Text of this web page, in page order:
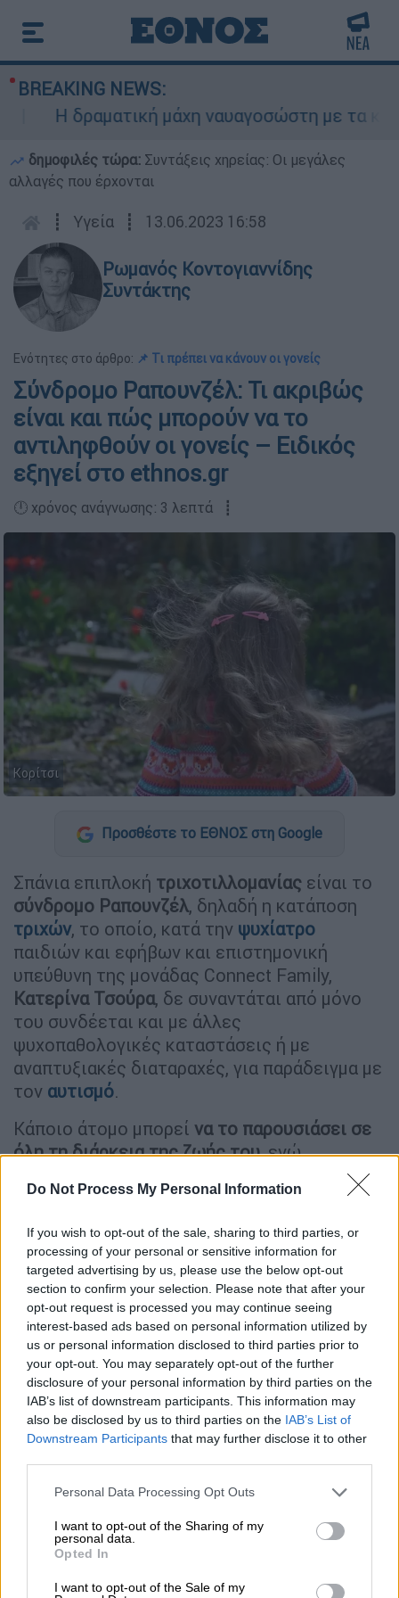
Do Not Process My Personal Information
If you wish to opt-out of the sale, sharing to third parties, or
processing of your personal or sensitive information for
targeted advertising by us, please use the below opt-out
section to confirm your selection. Please note that after your
opt-out request is processed you may continue seeing
interest-based ads based on personal information utilized by
us or personal information disclosed to third parties prior to
your opt-out. You may separately opt-out of the further
disclosure of your personal information by third parties on the
IAB’s list of downstream participants. This information may
also be disclosed by us to third parties on the IAB’s List of
Downstream Participants that may further disclose it to other
Please note that this website/app uses one or more Google
not limited to your visit or usage behaviour. You may click to
grant or deny consent to Google and its third-party tags to
use your data for below specified purposes in below Google
consent section.
Personal Data Processing Opt Outs
I want to opt-out of the Sharing of my
personal data.
Opted In
I want to opt-out of the Sale of my
BREAKING NEWS:
Η δραματική μάχη ναυαγοσώστη με τα
δημοφιλές τώρα: Συντάξεις χηρείας: Οι μεγάλες
αλλαγές που έρχονται
┋ Υγεία ┋ 13.06.2023 16:58
Ρωμανός Κοντογιαννίδης
Συντάκτης
Ενότητες στο άρθρο: 📌 Τι πρέπει να κάνουν οι γονείς
Σύνδρομο Ραπουνζέλ: Τι ακριβώς
είναι και πώς μπορούν να το
αντιληφθούν οι γονείς – Ειδικός
εξηγεί στο ethnos.gr
🕛 χρόνος ανάγνωσης: 3 λεπτά ┋
Κορίτσι
Προσθέστε το ΕΘΝΟΣ στη Google
Σπάνια επιπλοκή τριχοτιλλομανίας είναι το
σύνδρομο Ραπουνζέλ, δηλαδή η κατάποση
τριχών, το οποίο, κατά την ψυχίατρο
παιδιών και εφήβων και επιστημονική
υπεύθυνη της μονάδας Connect Family,
Κατερίνα Τσούρα, δε συναντάται από μόνο
του συνδέεται και με άλλες
ψυχοπαθολογικές καταστάσεις ή με
αναπτυξιακές διαταραχές, για παράδειγμα με
τον αυτισμό.
Κάποιο άτομο μπορεί να το παρουσιάσει σε
όλη τη διάρκεια της ζωής του, ενώ
δεν είναι εύκολο να
καταλάβει ένας γονιόςότι το παιδί του
παραπονεθεί για κοιλιακό άλγος, οπότε θα
του γίνουν οι απαραίτητες εξετάσεις.
Ωστόσο, κατά την κ. Τσούρα που μίλησε στο
ethnos.gr, τα άτομα με ψυχωτική
σημειολογίασυνήθως αντέχουν στον πόνο,
με συνέπεια να μην παραπονιούνται γι’
αυτόν.
Η τριχοτιλλομανία συνδέεται με ένα
ευρύτερο φάσμα ψυχοπαθολογικών
καταστάσεων και δε συναντάται από μόνη
. Το να τρώει ένα παιδί σε πολύ μικρή
χώμα, μπορεί να έχει κάποια νοητική
στέρηση ή χαμηλό αιματοκρίτη. Αν έχει
νοητική στέρηση, μπορεί να κάνει διάφορα